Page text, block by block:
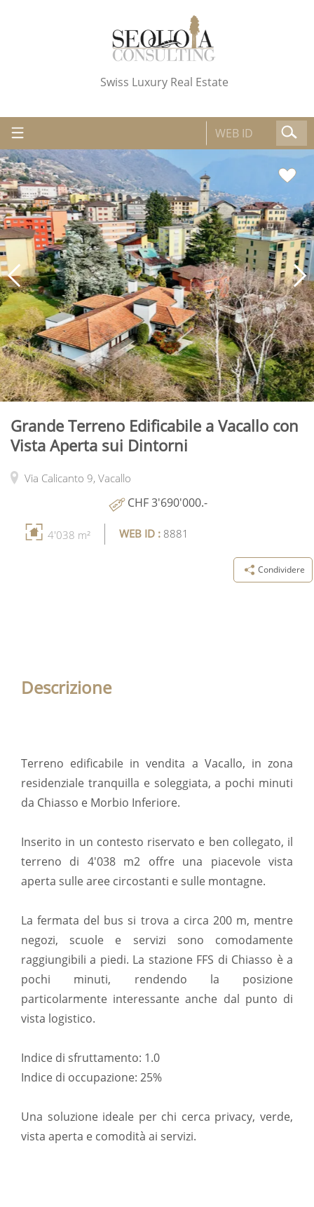
Swiss Luxury Real Estate
Grande Terreno Edificabile a Vacallo con
Vista Aperta sui Dintorni
Via Calicanto 9, Vacallo
CHF 3'690'000.-
4'038 m² WEB ID : 8881
Condividere
Descrizione
Terreno edificabile in vendita a Vacallo, in zona
residenziale tranquilla e soleggiata, a pochi minuti
da Chiasso e Morbio Inferiore.
Inserito in un contesto riservato e ben collegato, il
terreno di 4'038 m2 offre una piacevole vista
aperta sulle aree circostanti e sulle montagne.
La fermata del bus si trova a circa 200 m, mentre
negozi, scuole e servizi sono comodamente
raggiungibili a piedi. La stazione FFS di Chiasso è a
pochi minuti, rendendo la posizione
particolarmente interessante anche dal punto di
vista logistico.
Indice di sfruttamento: 1.0
Indice di occupazione: 25%
Una soluzione ideale per chi cerca privacy, verde,
vista aperta e comodità ai servizi.